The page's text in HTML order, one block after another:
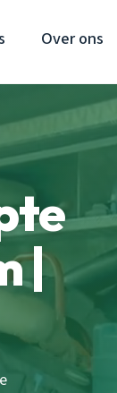
Over ons
|